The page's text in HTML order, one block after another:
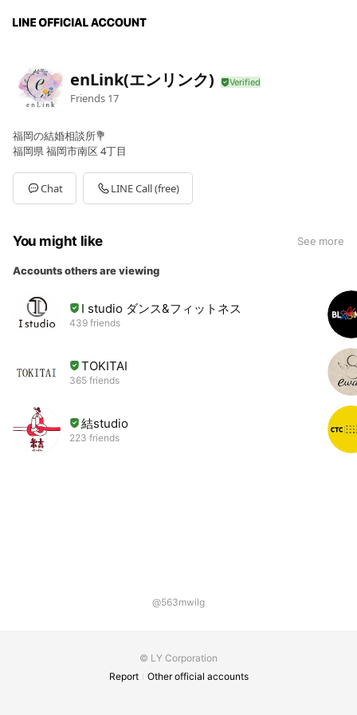
enLink(エンリンク)
Friends 17
福岡の結婚相談所💐
福岡県 福岡市南区 4丁目
Chat LINE Call (free)
You might like See more
Accounts others are viewing
I studio ダンス&フィットネス
439 friends
TOKITAI
365 friends
結studio
223 friends
@563mwilg
© LY Corporation
Report
Other official accounts